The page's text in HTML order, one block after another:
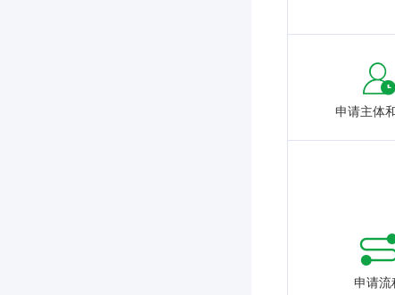
申请主体
申请流